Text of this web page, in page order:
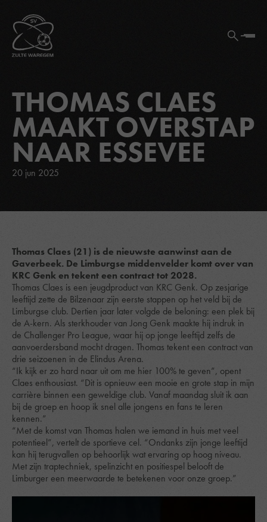
THOMAS CLAES
MAAKT OVERSTAP
NAAR ESSEVEE
20 jun 2025
Thomas Claes (21) is de nieuwste aanwinst aan de
Gaverbeek. De Limburgse middenvelder komt over van
KRC Genk en tekent een contract tot 2028.
Thomas Claes is een jeugdproduct van KRC Genk. Op zesjarige
leeftijd zette de Bilzenaar zijn eerste stappen op het veld bij de
Limburgse club. Dertien jaar later volgde de beloning: een plek bij
de A-kern. Als sterkhouder van Jong Genk maakte hij indruk in
de Challenger Pro League, waar hij op jonge leeftijd zelfs de
aanvoerdersband mocht dragen. Thomas tekent een contract van
drie seizoenen in de Elindus Arena.
“Ik kijk er zo hard naar uit om me hier 100% te geven”, opent
Claes enthousiast. “Dit is opnieuw een mooie en grote stap in mijn
carrière binnen een geweldige club. Vanaf maandag sluit ik aan
bij de groep en hoop ik snel alle jongens en fans te leren
kennen.”
“Met de komst van Thomas halen we iemand in huis met veel
potentieel”, vertelt de sportieve cel. “Ondanks zijn jonge leeftijd
kan hij terugvallen op behoorlijk wat ervaring op hoog niveau.
Met zijn traptechniek, spelinzicht en positiespel belooft de
Limburger een meerwaarde te betekenen voor onze groep.”